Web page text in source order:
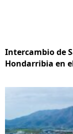
Intercambio de
Hondarribia en